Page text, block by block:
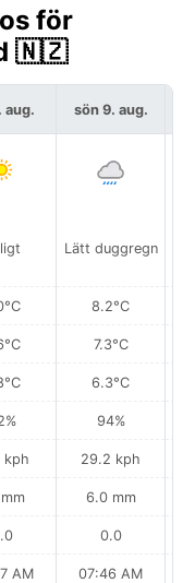
för
🇳🇿
aug.
kph
AM
sön 9. aug.
Lätt duggregn
8.2°C
7.3°C
6.3°C
94%
29.2 kph
6.0 mm
0.0
07:46 AM